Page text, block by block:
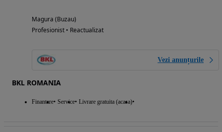
Magura (Buzau)
Profesionist • Reactualizat
Vezi anunțurile
BKL ROMANIA
Finantare Service Livrare gratuita (acasa)